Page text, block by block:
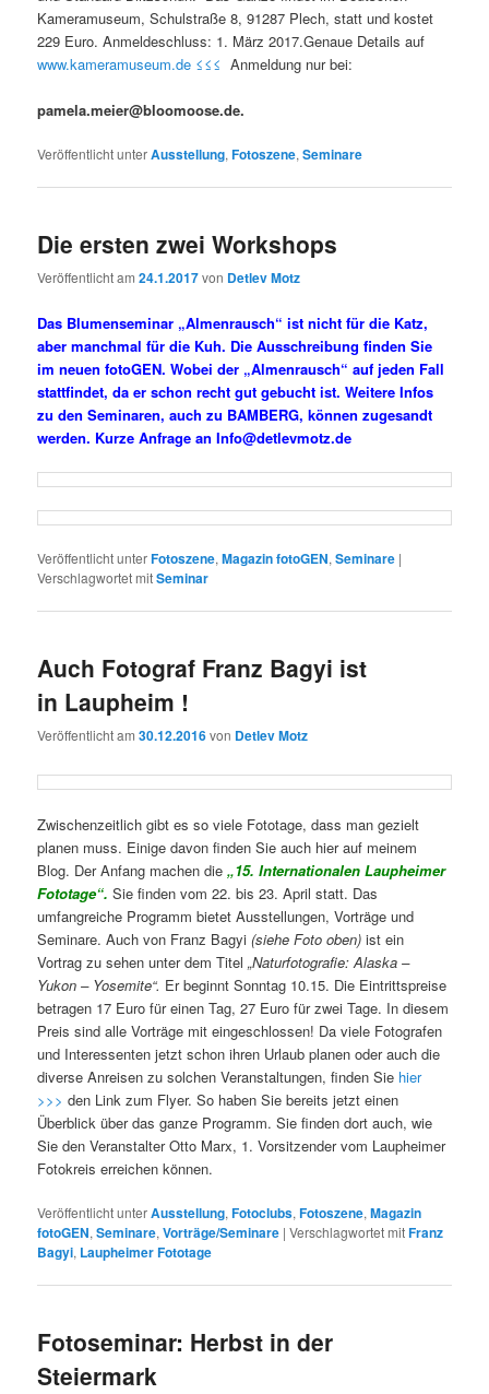
Kameramuseum, Schulstraße 8, 91287 Plech, statt und kostet
229 Euro. Anmeldeschluss: 1. März 2017.Genaue Details auf
www.kameramuseum.de ≤≤≤ Anmeldung nur bei:
pamela.meier@bloomoose.de.
Veröffentlicht unterAusstellung,Fotoszene,Seminare
Die ersten zwei Workshops
Veröffentlicht am24.1.2017von Detlev Motz
Das Blumenseminar „Almenrausch“ ist nicht für die Katz,
aber manchmal für die Kuh. Die Ausschreibung finden Sie
im neuen fotoGEN. Wobei der „Almenrausch“ auf jeden Fall
stattfindet, da er schon recht gut gebucht ist. Weitere Infos
zu den Seminaren, auch zu BAMBERG, können zugesandt
werden. Kurze Anfrage an Info@detlevmotz.de
Veröffentlicht unterFotoszene,Magazin fotoGEN,Seminare |
Verschlagwortet mitSeminar
Auch Fotograf Franz Bagyi ist
in Laupheim !
Veröffentlicht am30.12.2016von Detlev Motz
Zwischenzeitlich gibt es so viele Fototage, dass man gezielt
planen muss. Einige davon finden Sie auch hier auf meinem
Blog. Der Anfang machen die „15. Internationalen Laupheimer
Fototage“. Sie finden vom 22. bis 23. April statt. Das
umfangreiche Programm bietet Ausstellungen, Vorträge und
Seminare. Auch von Franz Bagyi(siehe Foto oben) ist ein
Vortrag zu sehen unter dem Titel„Naturfotografie: Alaska –
Yukon – Yosemite“. Er beginnt Sonntag 10.15. Die Eintrittspreise
betragen 17 Euro für einen Tag, 27 Euro für zwei Tage. In diesem
Preis sind alle Vorträge mit eingeschlossen! Da viele Fotografen
und Interessenten jetzt schon ihren Urlaub planen oder auch die
diverse Anreisen zu solchen Veranstaltungen, finden Sie hier
>>> den Link zum Flyer. So haben Sie bereits jetzt einen
Überblick über das ganze Programm. Sie finden dort auch, wie
Sie den Veranstalter Otto Marx, 1. Vorsitzender vom Laupheimer
Fotokreis erreichen können.
Veröffentlicht unterAusstellung,Fotoclubs,Fotoszene,Magazin
fotoGEN,Seminare,Vorträge/Seminare |Verschlagwortet mitFranz
Bagyi, Laupheimer Fototage
Fotoseminar: Herbst in der
Steiermark